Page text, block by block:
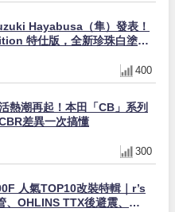
Hayabusa（隼）發表！
特仕版，全新珍珠白塗裝
400
熱潮再起！本田「CB」系列
差異一次搞懂
300
人氣TOP10改裝特輯｜r’s
OHLINS TTX後避震、